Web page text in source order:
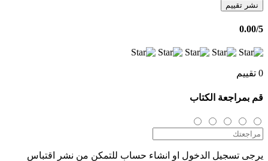
نشر تقييم
0.00/5
0 تقييم
قم بمراجعة الكتاب
يرجى تسجيل الدخول او انشاء حساب للتمكن من نشر اقتباس